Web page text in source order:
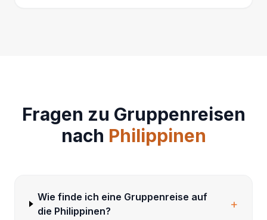
Fragen zu Gruppenreisen
nach Philippinen
Wie finde ich eine Gruppenreise auf
die Philippinen?
+